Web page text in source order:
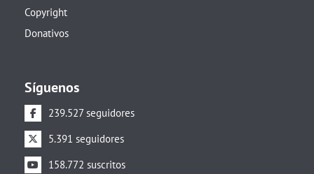
Copyright
Donativos
Síguenos
239.527 seguidores
5.391 seguidores
158.772 suscritos